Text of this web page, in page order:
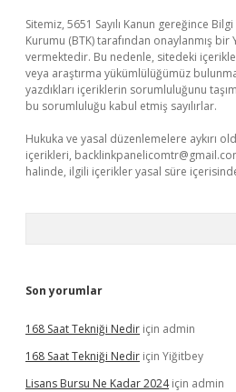
Sitemiz, 5651 Sayılı Kanun gereğince
Kurumu (BTK) tarafından onaylanmış bir
vermektedir. Bu nedenle, sitedeki
veya araştırma yükümlülüğümüz
yazdıkları içeriklerin sorumluluğunu
bu sorumluluğu kabul etmiş sayılırlar.
Hukuka ve yasal düzenlemelere aykırı
içerikleri,
halinde, ilgili içerikler yasal süre
Son yorumlar
168 Saat Tekniği Nedir için admin
168 Saat Tekniği Nedir için Yiğitbey
Lisans Bursu Ne Kadar 2024için admin